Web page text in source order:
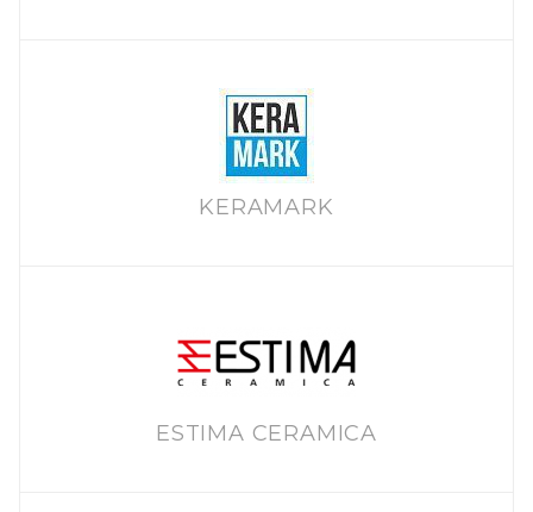
KERAMARK
ESTIMA CERAMICA